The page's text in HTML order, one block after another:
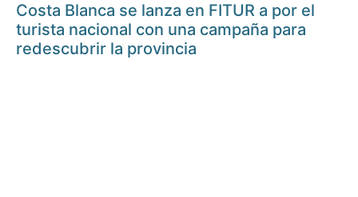
Costa Blanca se lanza en FITUR a por el
turista nacional con una campaña para
redescubrir la provincia